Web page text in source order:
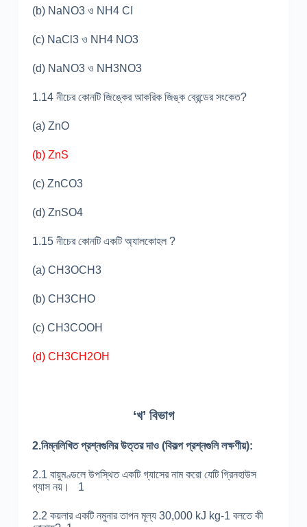
(b) NaNO3 ও NH4 CI
(c) NaCl 3ও NH4 NO3
(d) NaNO3 ও NH3NO3
1.14 নীচের কোনটি জিঙ্কের আকরিক জিঙ্ক ব্রেন্ডের সংকেত?
(a) ZnO
(b) ZnS
(c) ZnCO3
(d) ZnSO4
1.15 নীচের কোনটি একটি অ্যালকোহল ?
(a) CH3OCH3
(b) CH3CHO
(c) CH3COOH
(d) CH3CH 2OH
‘খ’ বিভাগ
2.নিম্নলিখিত প্রশ্নগুলির উত্তর দাও (বিকল্প প্রশ্নগুলি লক্ষণীয়):
2.1 বায়ুমণ্ডলে উপস্থিত একটি গ্যাসের নাম করো যেটি গ্রিনহাউস
গ্যাস নয়। 1
2.2 কয়লার একটি নমুনার তাপন মূল্য 30,000 kJ kg-1 বলতে কী